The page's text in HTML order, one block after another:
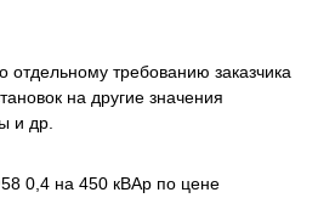
отдельному требованию заказчика
на другие значения
и др.
0,4 на 450 кВАр по цене